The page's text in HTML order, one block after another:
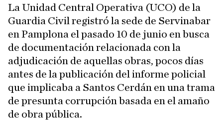
La Unidad Central Operativa (UCO) de la
Guardia Civil registró la sede de Servinabar
en Pamplona el pasado 10 de junio en busca
de documentación relacionada con la
adjudicación de aquellas obras, pocos días
antes de la publicación del informe policial
que implicaba a Santos Cerdán en una trama
de presunta corrupción basada en el amaño
de obra pública.